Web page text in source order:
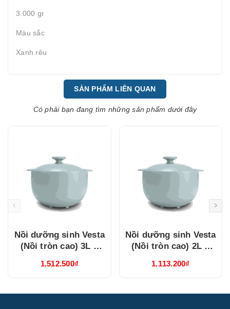
3.000 gr
Màu sắc
Xanh rêu
SẢN PHẨM LIÊN QUAN
Có phải bạn đang tìm những sản phẩm dưới đây
Nồi dưỡng sinh Vesta
(Nồi tròn cao) 3L +
Cook Xám 2
1.512.500₫
Nồi dưỡng sinh Vesta
(Nồi tròn cao) 2L +
Cook Xám 2
1.113.200₫